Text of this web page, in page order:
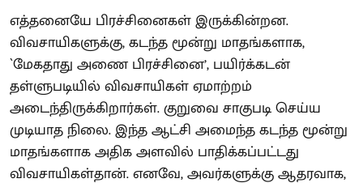
எத்தனையே பிரச்சினைகள் இருக்கின்றன.
விவசாயிகளுக்கு, கடந்த மூன்று மாதங்களாக,
`மேகதாது அணை பிரச்சினை’, பயிர்க்கடன்
தள்ளுபடியில் விவசாயிகள் ஏமாற்றம்
அடைந்திருக்கிறார்கள். குறுவை சாகுபடி செய்ய
முடியாத நிலை. இந்த ஆட்சி அமைந்த கடந்த மூன்று
மாதங்களாக அதிக அளவில் பாதிக்கப்பட்டது
விவசாயிகள்தான். எனவே, அவர்களுக்கு ஆதரவாக,